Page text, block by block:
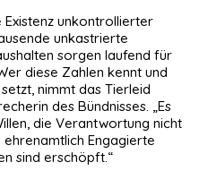
unkontrollierter
unkastrierte
sorgen laufend für
diese Zahlen kennt und
nimmt das Tierleid
des Bündnisses. „Es
die Verantwortung nicht
Engagierte
sind erschöpft.“